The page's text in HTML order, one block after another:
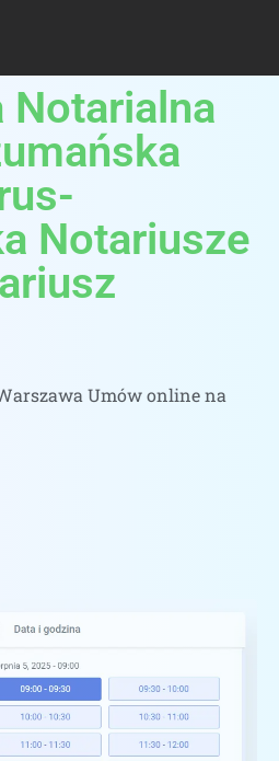
Notarialna
Notariusze
Umów online na